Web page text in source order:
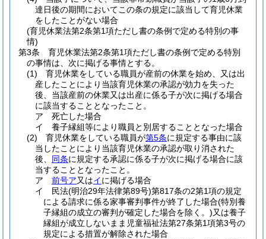
達日後の期間においてこの条の規定に該当して育児休業
をしたことがない場合
(育児休業法第2条第1項ただし書の条例で定める特別の事
情)
第3条
育児休業法第2条第1項ただし書の条例で定める特別
の事情は、次に掲げる事情とする。
(1)
育児休業をしている職員が産前の休業を始め、又は出
産したことにより当該育児休業の承認が効力を失った
後、当該産前の休業又は出産に係る子が次に掲げる場合
に該当することとなったこと。
ア
死亡した場合
イ
養子縁組等により職員と別居することとなった場合
(2)
育児休業をしている職員が第5条に規定する事由に該
当したことにより当該育児休業の承認が取り消された
後、 同条に規定する承認に係る子が次に掲げる場合に該
当することとなったこと。
ア
前号ア又はイに掲げる場合
イ
民法(明治29年法律第89号)第817条の2第1項の規定
による請求に係る家事審判事件が終了した場合(特別養
子縁組の成立の審判が確定した場合を除く。)又は養子
縁組が成立しないまま児童福祉法第27条第1項第3号の
規定による措置が解除された場合